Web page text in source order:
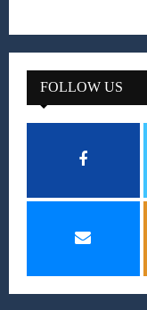
FOLLOW US